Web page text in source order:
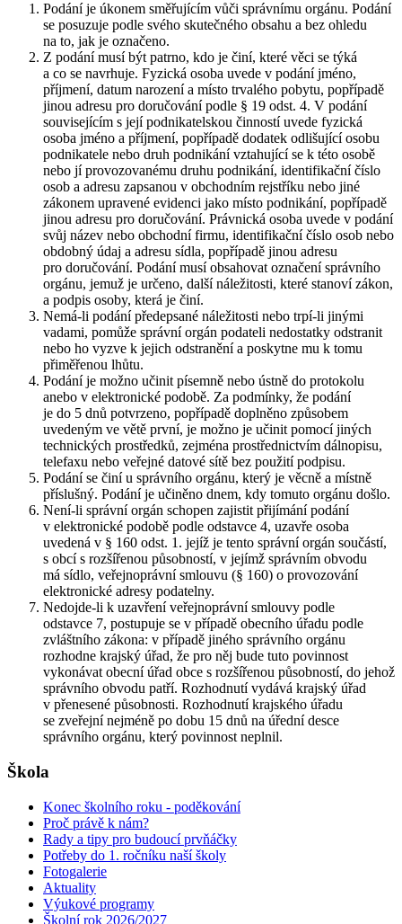
Podání je úkonem směřujícím vůči správnímu orgánu. Podání
se posuzuje podle svého skutečného obsahu a bez ohledu
na to, jak je označeno.
Z podání musí být patrno, kdo je činí, které věci se týká
a co se navrhuje. Fyzická osoba uvede v podání jméno,
příjmení, datum narození a místo trvalého pobytu, popřípadě
jinou adresu pro doručování podle § 19 odst. 4. V podání
souvisejícím s její podnikatelskou činností uvede fyzická
osoba jméno a příjmení, popřípadě dodatek odlišující osobu
podnikatele nebo druh podnikání vztahující se k této osobě
nebo jí provozovanému druhu podnikání, identifikační číslo
osob a adresu zapsanou v obchodním rejstříku nebo jiné
zákonem upravené evidenci jako místo podnikání, popřípadě
jinou adresu pro doručování. Právnická osoba uvede v podání
svůj název nebo obchodní firmu, identifikační číslo osob nebo
obdobný údaj a adresu sídla, popřípadě jinou adresu
pro doručování. Podání musí obsahovat označení správního
orgánu, jemuž je určeno, další náležitosti, které stanoví zákon,
a podpis osoby, která je činí.
Nemá-li podání předepsané náležitosti nebo trpí-li jinými
vadami, pomůže správní orgán podateli nedostatky odstranit
nebo ho vyzve k jejich odstranění a poskytne mu k tomu
přiměřenou lhůtu.
Podání je možno učinit písemně nebo ústně do protokolu
anebo v elektronické podobě. Za podmínky, že podání
je do 5 dnů potvrzeno, popřípadě doplněno způsobem
uvedeným ve větě první, je možno je učinit pomocí jiných
technických prostředků, zejména prostřednictvím dálnopisu,
telefaxu nebo veřejné datové sítě bez použití podpisu.
Podání se činí u správního orgánu, který je věcně a místně
příslušný. Podání je učiněno dnem, kdy tomuto orgánu došlo.
Není-li správní orgán schopen zajistit přijímání podání
v elektronické podobě podle odstavce 4, uzavře osoba
uvedená v § 160 odst. 1. jejíž je tento správní orgán součástí,
s obcí s rozšířenou působností, v jejímž správním obvodu
má sídlo, veřejnoprávní smlouvu (§ 160) o provozování
elektronické adresy podatelny.
Nedojde-li k uzavření veřejnoprávní smlouvy podle
odstavce 7, postupuje se v případě obecního úřadu podle
zvláštního zákona: v případě jiného správního orgánu
rozhodne krajský úřad, že pro něj bude tuto povinnost
vykonávat obecní úřad obce s rozšířenou působností, do jehož
správního obvodu patří. Rozhodnutí vydává krajský úřad
v přenesené působnosti. Rozhodnutí krajského úřadu
se zveřejní nejméně po dobu 15 dnů na úřední desce
správního orgánu, který povinnost neplnil.
Škola
Konec školního roku - poděkování
Proč právě k nám?
Rady a tipy pro budoucí prvňáčky
Potřeby do 1. ročníku naší školy
Fotogalerie
Aktuality
Výukové programy
Školní rok 2026/2027